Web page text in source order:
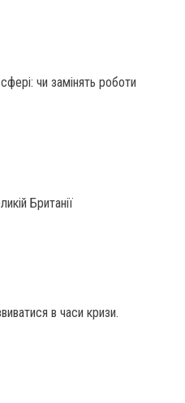
чи замінять роботи
Британії
в часи кризи.